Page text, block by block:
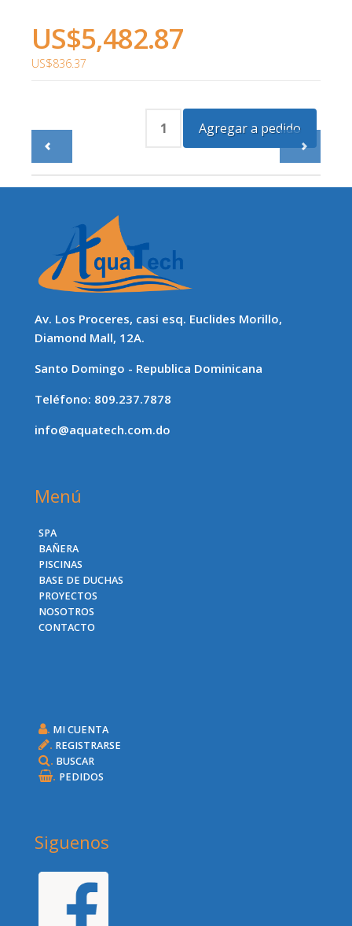
US$5,482.87
US$836.37
Av. Los Proceres, casi esq. Euclides Morillo,
Diamond Mall, 12A.
Santo Domingo - Republica Dominicana
Teléfono: 809.237.7878
info@aquatech.com.do
Menú
SPA
BAÑERA
PISCINAS
BASE DE DUCHAS
PROYECTOS
NOSOTROS
CONTACTO
. MI CUENTA
. REGISTRARSE
. BUSCAR
. PEDIDOS
Siguenos